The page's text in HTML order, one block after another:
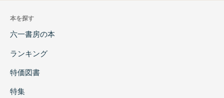
本を探す
六一書房の本
ランキング
特価図書
特集